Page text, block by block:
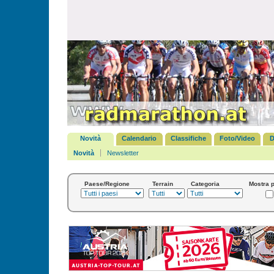
Novità Calendario Classifiche Foto/Video
Novità
Newsletter
Paese/Regione Terrain Categoria Mostra